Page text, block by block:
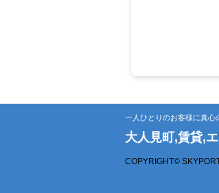
一人ひとりのお客様に真心
大人見町,賃貸,
COPYRIGHT©